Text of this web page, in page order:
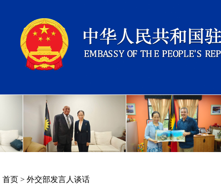
首页 > 外交部发言人谈话